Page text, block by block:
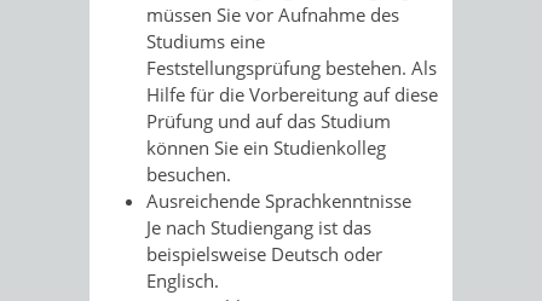
müssen Sie vor Aufnahme des
Studiums eine
Feststellungsprüfung bestehen. Als
Hilfe für die Vorbereitung auf diese
Prüfung und auf das Studium
können Sie ein Studienkolleg
besuchen.
Ausreichende Sprachkenntnisse
Je nach Studiengang ist das
beispielsweise Deutsch oder
Englisch.